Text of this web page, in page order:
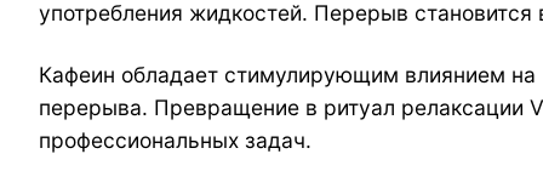
употребления жидкостей. Перерыв становится
Кафеин обладает стимулирующим влиянием на
перерыва. Превращение в ритуал релаксации
профессиональных задач.